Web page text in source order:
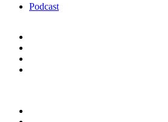
Podcast